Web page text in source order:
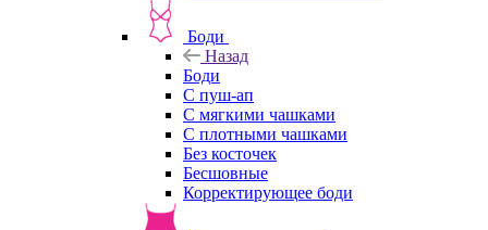
Боди
Назад
Боди
С пуш-ап
С мягкими чашками
С плотными чашками
Без косточек
Бесшовные
Корректирующее боди